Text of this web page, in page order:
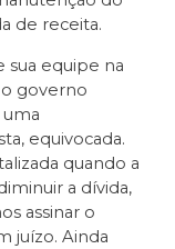
de receita.
sua equipe na
governo
equivocada.
quando a
a dívida,
assinar o
juízo. Ainda